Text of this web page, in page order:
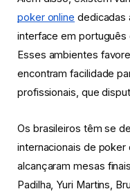
poker online dedicadas
interface em
Esses ambientes
encontram facilidade
profissionais, que
Os brasileiros têm se
internacionais de poker
alcançaram mesas
Padilha, Yuri Martins,